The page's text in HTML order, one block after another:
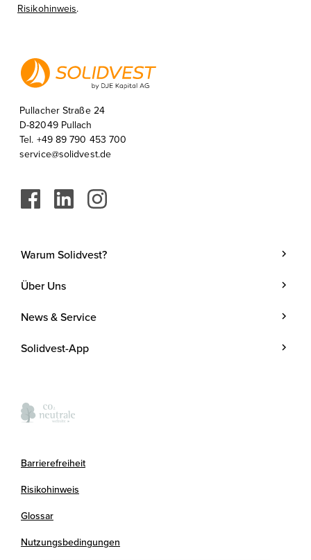
Risikohinweis.
Pullacher Straße 24
D-82049 Pullach
Tel. +49 89 790 453 700
service@solidvest.de
Warum Solidvest?
Geldanlage
Investmentstrategie
Investmentprozess
Über Uns
Unternehmen
Kosten
News & Service
Blog
Presse
Solidvest-App
Barrierefreiheit
Risikohinweis
Glossar
Nutzungsbedingungen